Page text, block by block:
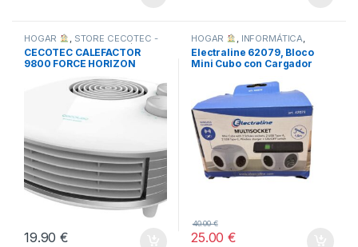
HOGAR , STORE CECOTEC -
DISTRIBUIDOR OFICIAL
,
TODOS
CECOTEC CALEFACTOR
9800 FORCE HORIZON
19.90€
HOGAR , INFORMÁTICA,
TODOS
Electraline 62079, Bloco
Mini Cubo con Cargador
25.00€
40.00€